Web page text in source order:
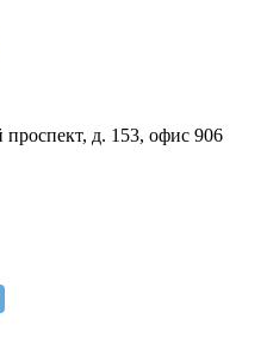
д. 153, офис 906